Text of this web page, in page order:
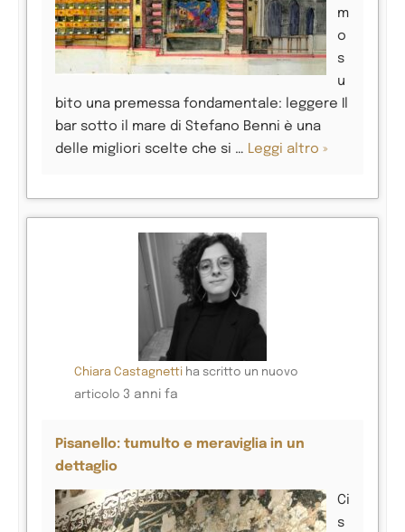
m
o
s
u
bito una premessa fondamentale: leggere Il
bar sotto il mare di Stefano Benni è una
delle migliori scelte che si … Leggi altro »
Chiara Castagnettiha scritto un nuovo
articolo 3 anni fa
Pisanello: tumulto e meraviglia in un
dettaglio
Ci
s